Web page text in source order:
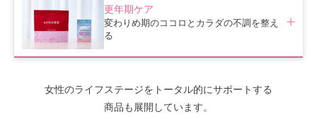
更年期ケア
変わりめ期のココロとカラダの不調を整え
る
女性のライフステージをトータル的にサポートする
商品も展開しています。